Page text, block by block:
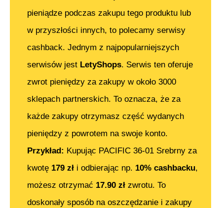
pieniądze podczas zakupu tego produktu lub
w przyszłości innych, to polecamy serwisy
cashback. Jednym z najpopularniejszych
serwisów jest LetyShops. Serwis ten oferuje
zwrot pieniędzy za zakupy w około 3000
sklepach partnerskich. To oznacza, że za
każde zakupy otrzymasz część wydanych
pieniędzy z powrotem na swoje konto.
Przykład: Kupując PACIFIC 36-01 Srebrny za
kwotę 179 zł i odbierając np. 10% cashbacku,
możesz otrzymać 17.90 zł zwrotu. To
doskonały sposób na oszczędzanie i zakupy